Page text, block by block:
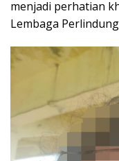
menjadi perhatian
Lembaga